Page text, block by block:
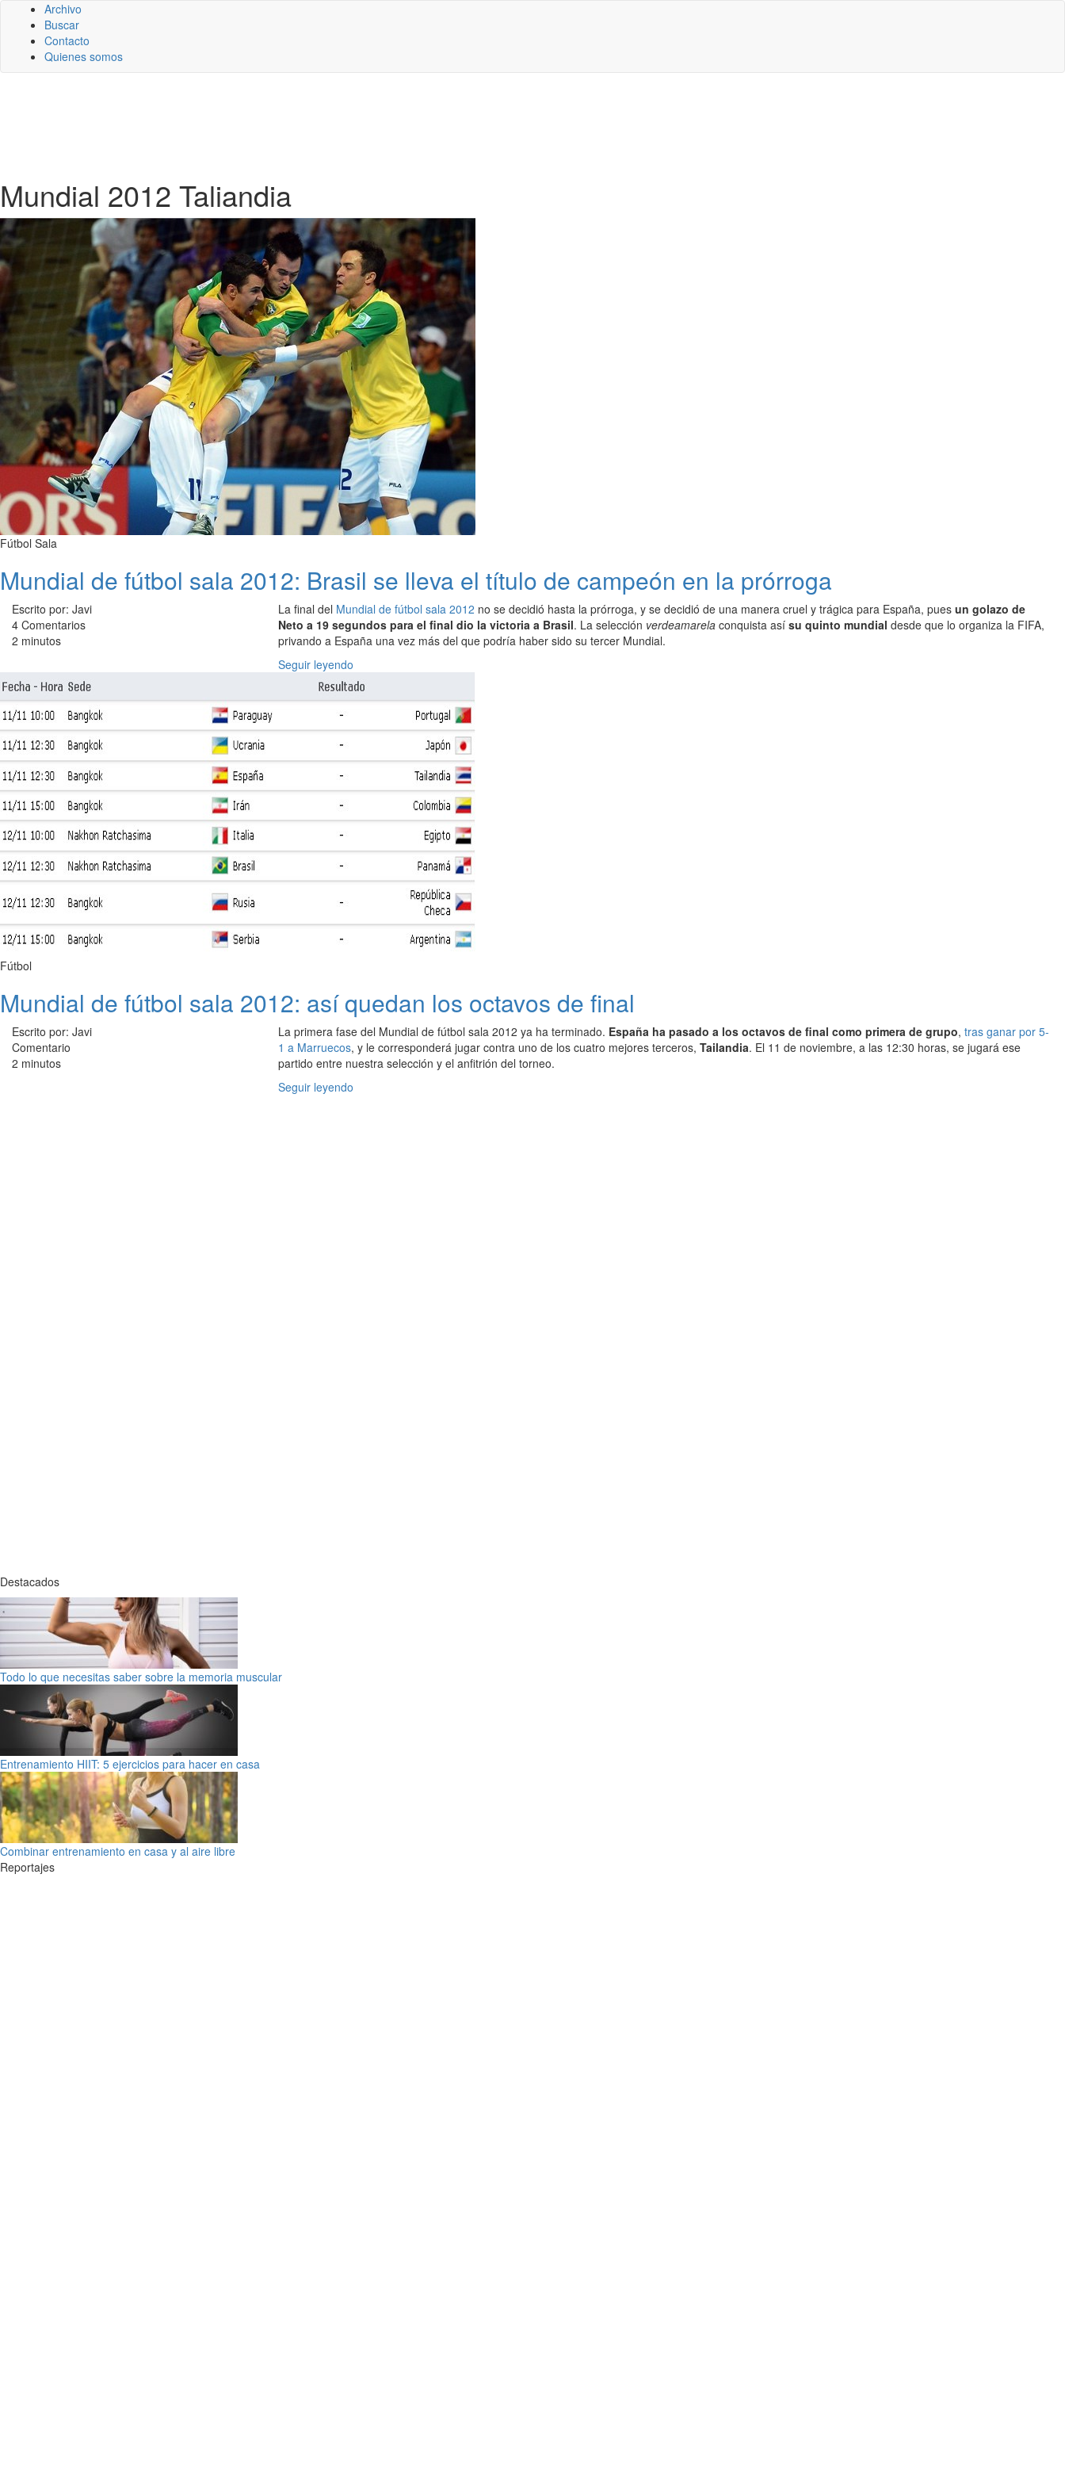
Archivo
Buscar
Contacto
Quienes somos
Mundial 2012 Taliandia
Fútbol Sala
Mundial de fútbol sala 2012: Brasil se lleva el título de campeón en la prórroga
Escrito por: Javi
4 Comentarios
2 minutos
La final del Mundial de fútbol sala 2012 no se decidió hasta la prórroga, y se decidió de una manera cruel y trágica para España, pues un golazo de
Neto a 19 segundos para el final dio la victoria a Brasil. La selección verdeamarela conquista así su quinto mundial desde que lo organiza la FIFA,
privando a España una vez más del que podría haber sido su tercer Mundial.
Seguir leyendo
Fútbol
Mundial de fútbol sala 2012: así quedan los octavos de final
Escrito por: Javi
Comentario
2 minutos
La primera fase del Mundial de fútbol sala 2012 ya ha terminado. España ha pasado a los octavos de final como primera de grupo, tras ganar por 5-
1 a Marruecos, y le corresponderá jugar contra uno de los cuatro mejores terceros, Tailandia. El 11 de noviembre, a las 12:30 horas, se jugará ese
partido entre nuestra selección y el anfitrión del torneo.
Seguir leyendo
Destacados
Todo lo que necesitas saber sobre la memoria muscular
Entrenamiento HIIT: 5 ejercicios para hacer en casa
Combinar entrenamiento en casa y al aire libre
Reportajes